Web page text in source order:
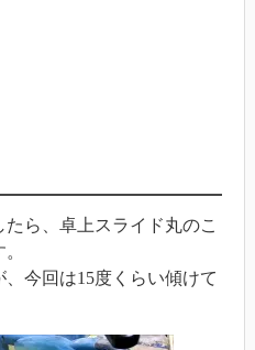
ら、卓上スライド丸のこ
今回は15度くらい傾けて